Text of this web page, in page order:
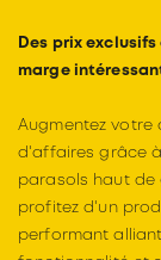
Des prix exclusifs
marge
Augmentez votre
d'affaires grâce
parasols haut de
profitez d'un
performant alliant